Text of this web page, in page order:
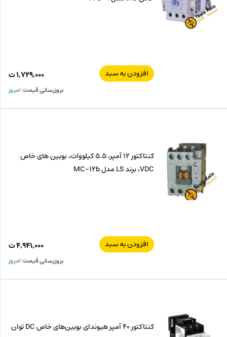
افزودن به سبد ۱,۷۲۹,۰۰۰ت
بروزرسانی قیمت:امروز
کنتاکتور 12 آمپر، 5.5 کیلووات، بوبین های خاص
VDC، برند LS مدل MC-12b
افزودن به سبد ۴,۹۴۱,۰۰۰ت
بروزرسانی قیمت:امروز
کنتاکتور 40 آمپر هیوندای بوبین‌های خاص DC توان